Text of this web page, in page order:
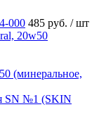
000 485 руб. / шт
(минеральное,